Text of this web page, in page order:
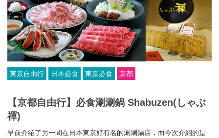
東京自由行 日本必食 東京必食 京都
【京都自由行】必食涮涮鍋 Shabuzen​(しゃぶ
禪)
早前介紹了另一間在日本東京好有名的涮涮鍋店，而今次介紹的是